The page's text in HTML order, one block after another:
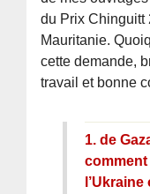
du Prix Chinguitt
Mauritanie.
cette demande,
travail et bonne
1. de
comment